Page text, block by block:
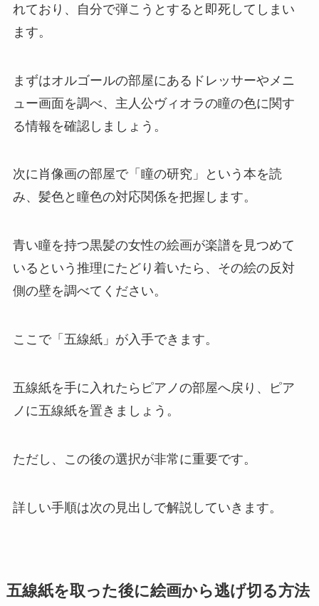
れており、自分で弾こうとすると即死してしまい
ます。
まずはオルゴールの部屋にあるドレッサーやメニ
ュー画面を調べ、主人公ヴィオラの瞳の色に関す
る情報を確認しましょう。
次に肖像画の部屋で「瞳の研究」という本を読
み、髪色と瞳色の対応関係を把握します。
青い瞳を持つ黒髪の女性の絵画が楽譜を見つめて
いるという推理にたどり着いたら、その絵の反対
側の壁を調べてください。
ここで「五線紙」が入手できます。
五線紙を手に入れたらピアノの部屋へ戻り、ピア
ノに五線紙を置きましょう。
ただし、この後の選択が非常に重要です。
詳しい手順は次の見出しで解説していきます。
五線紙を取った後に絵画から逃げ切る方法